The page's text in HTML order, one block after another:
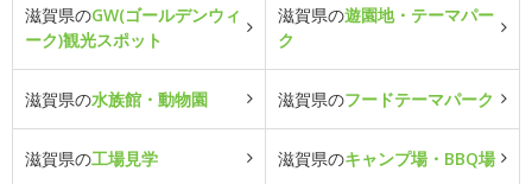
滋賀県のGW(ゴールデンウィ
ーク)観光スポット
滋賀県の遊園地・テーマパー
ク
滋賀県の水族館・動物園 滋賀県のフードテーマパーク
滋賀県の工場見学 滋賀県のキャンプ場・BBQ場